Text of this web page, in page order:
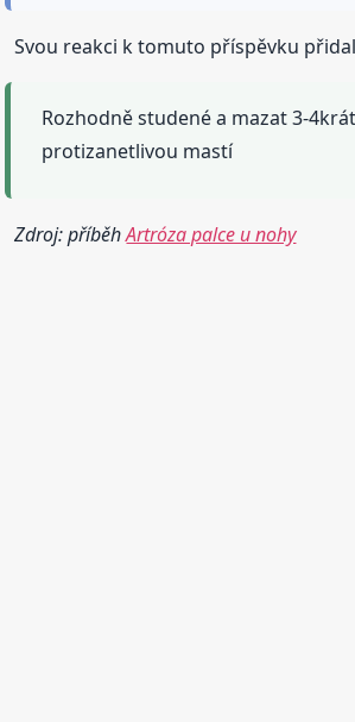
Svou reakci k tomuto příspěvku
Rozhodně studené a mazat 3-
protizanetlivou mastí
Zdroj: příběhArtróza palce u nohy